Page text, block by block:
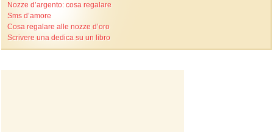
Nozze d’argento: cosa regalare
Sms d’amore
Cosa regalare alle nozze d’oro
Scrivere una dedica su un libro